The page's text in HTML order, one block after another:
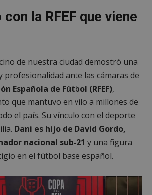
con la RFEF que viene
de nuestra ciudad demostró una
profesionalidad ante las cámaras de
Española de Fútbol (RFEF),
que mantuvo en vilo a millones de
el país. Su vínculo con el deporte
Dani es hijo de David Gordo,
nacional sub-21 y una figura
en el fútbol base español.